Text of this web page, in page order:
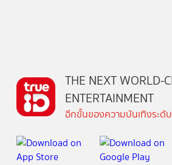
THE NEXT WORLD-
ENTERTAINMENT
อีกขั้นของความบันเทิงระดั